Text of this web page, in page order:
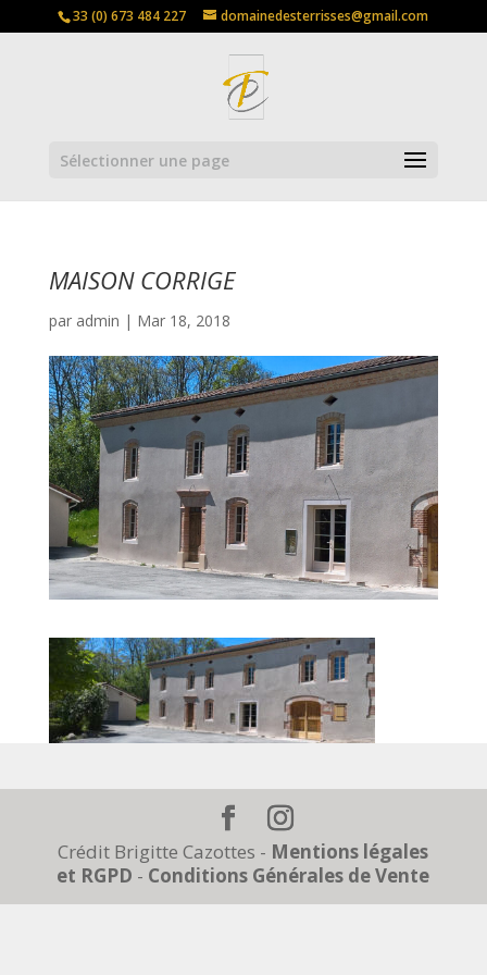
33 (0) 673 484 227 domainedesterrisses@gmail.com
Sélectionner une page
MAISON CORRIGE
par admin | Mar 18, 2018
Crédit Brigitte Cazottes - Mentions légales
et RGPD - Conditions Générales de Vente